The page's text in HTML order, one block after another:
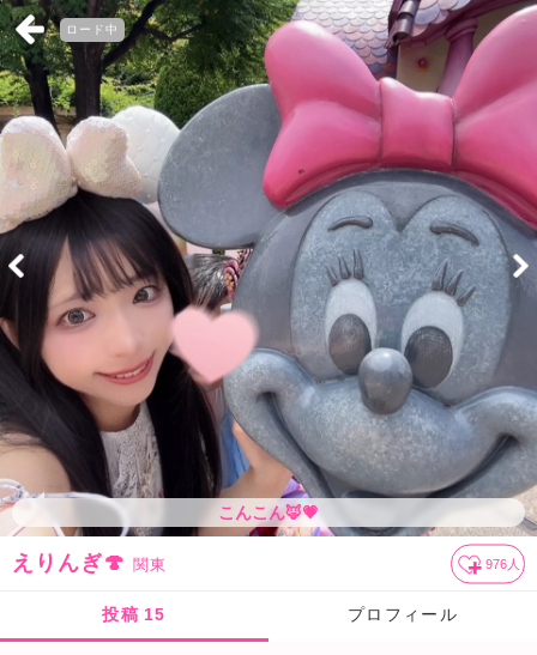
ロード中
こんこん🦊💗
えりんぎ🍄 関東 976 人
投稿 15 プロフィール